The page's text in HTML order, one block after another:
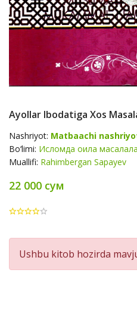
Ayollar Ibodatiga Xos
Nashriyot: Matbaachi
Bo‘limi: Исломда оила
Muallifi: Rahimbergan Sapayev
22 000 сум
Product
Summery
Ushbu kitob hozirda